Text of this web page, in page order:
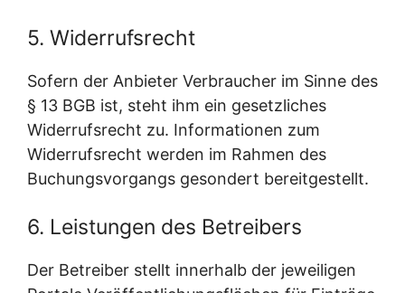
5. Widerrufsrecht
Sofern der Anbieter Verbraucher im Sinne des
§ 13 BGB ist, steht ihm ein gesetzliches
Widerrufsrecht zu. Informationen zum
Widerrufsrecht werden im Rahmen des
Buchungsvorgangs gesondert bereitgestellt.
6. Leistungen des Betreibers
Der Betreiber stellt innerhalb der jeweiligen